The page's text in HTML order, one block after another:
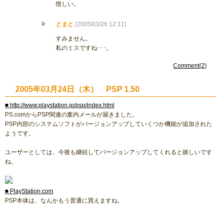
惜しい。
とまと (2005/03/26 12:11)
すみません。
私のミスですね･･･。
Comment(2)
2005年03月24日（木） PSP 1.50
■ http://www.playstation.jp/psp/index.html
PS.comからPSP関連の案内メールが届きました。
PSP内部のシステムソフトがバージョンアップしていくつか機能が追加された
ようです。
ユーザーとしては、今後も継続してバージョンアップしてくれると嬉しいです
ね。
■ PlayStation.com
PSP本体は、なんかもう普通に買えますね。